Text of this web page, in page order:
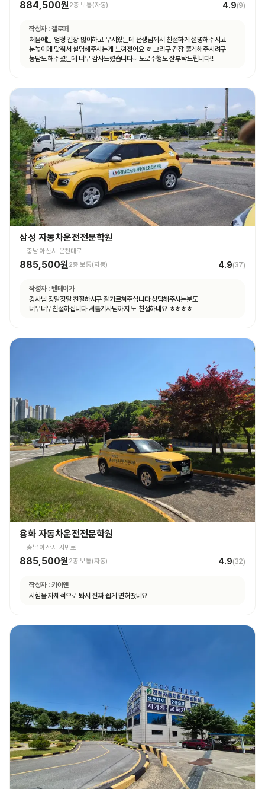
884,500원 2종 보통(자동) 4.9(9)
작성자 : 갤로퍼
처음에는 엄청 긴장 많이하고 무서웠는데 선생님께서 친절하게 설명해주시고
눈높이에 맞춰서 설명해주시는게 느껴졌어요 ㅎ 그리구 긴장 풀게해주시려구
농담도 해주셨는데 너무 감사드렸습니다~ 도로주행도 잘부탁드립니다!!
삼성 자동차운전전문학원
충남 아산시 온천대로
885,500원 2종 보통(자동) 4.9(37)
작성자 : 벤테이가
강사님 정말정말 친절하시구 잘가르쳐주십니다 상담해주시는분도
너무너무친절하십니다 셔틀기사님까지 도 친절하네요 ㅎㅎㅎㅎ
용화 자동차운전전문학원
충남 아산시 시민로
885,500원2종 보통(자동) 4.9(32)
작성자 : 카이엔
시험을 자체적으로 봐서 진짜 쉽게 면허땄네요